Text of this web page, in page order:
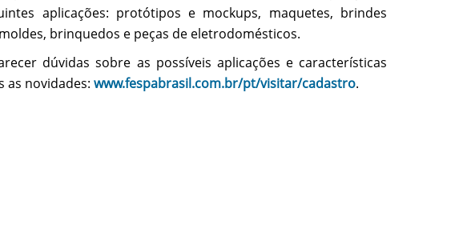
aplicações: protótipos e mockups, maquetes, brindes
brinquedos e peças de eletrodomésticos.
dúvidas sobre as possíveis aplicações e características
as novidades: www.fespabrasil.com.br/pt/visitar/cadastro.